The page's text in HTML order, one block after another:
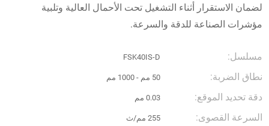
لضمان الاستقرار أثناء التشغيل تحت الأحمال العالية وتلبية
مؤشرات الصناعة للدقة والسرعة.
مسلسل: FSK40IS-D
نطاق الضربة: 50 مم - 1000 مم
دقة تحديد الموقع: 0.03 مم
السرعة القصوى: 255 مم/ث